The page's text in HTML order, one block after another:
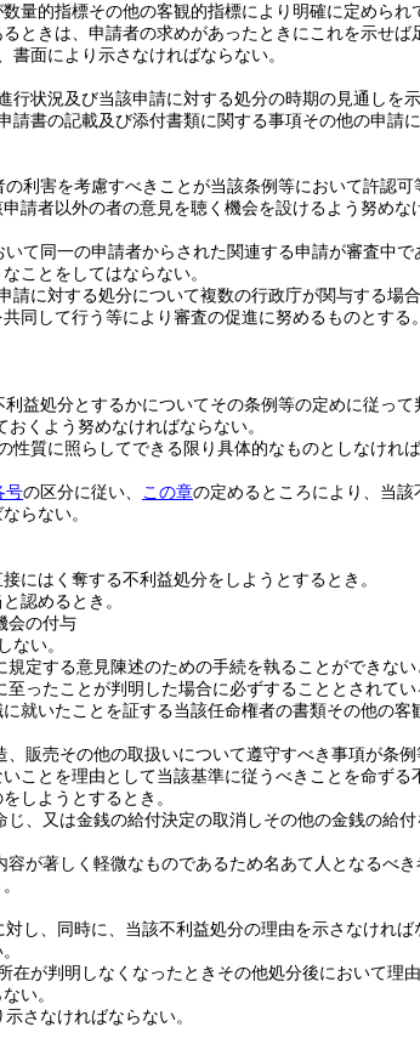
量的指標その他の客観的指標により明確に定めら
ときは、申請者の求めがあったときにこれを示せば
書面により示さなければならない。
状況及び当該申請に対する処分の時期の見通しを
書の記載及び添付書類に関する事項その他の申請
利害を考慮すべきことが当該条例等において許認
請者以外の者の意見を聴く機会を設けるよう努めな
て同一の申請者からされた関連する申請が審査中
ことをしてはならない。
に対する処分について複数の行政庁が関与する場
同して行う等により審査の促進に努めるものとする。
益処分とするかについてその条例等の定めに従っ
くよう努めなければならない。
質に照らしてできる限り具体的なものとしなければ
号の区分に従い、 この章の定めるところにより、当
らない。
にはく奪する不利益処分をしようとするとき。
認めるとき。
会の付与
ない。
規定する意見陳述のための手続を執ることができない
ったことが判明した場合に必ずすることとされて
就いたことを証する当該任命権者の書類その他の
販売その他の取扱いについて遵守すべき事項が条
ことを理由として当該基準に従うべきことを命ず
しようとするとき。
、又は金銭の給付決定の取消しその他の金銭の給
が著しく軽微なものであるため名あて人となるべ
し、同時に、当該不利益処分の理由を示さなければ
在が判明しなくなったときその他処分後において理
い。
さなければならない。